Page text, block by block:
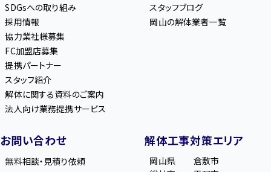
SDGsへの取り組み
採用情報
協力業社様募集
FC加盟店募集
提携パートナー
スタッフ紹介
解体に関する資料のご案内
法人向け業務提携サービス
スタッフブログ
岡山の解体業者一覧
お問い合わせ
無料相談・見積り依頼
解体工事対策エリア
岡山県
倉敷市